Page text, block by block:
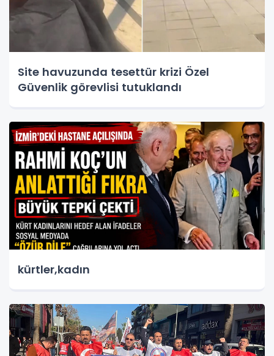
Site havuzunda tesettür krizi Özel
Güvenlik görevlisi tutuklandı
kürtler,kadın